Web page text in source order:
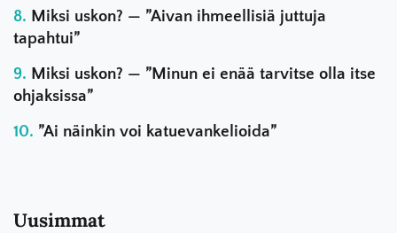
Miksi uskon? — ”Aivan ihmeellisiä juttuja
tapahtui”
Miksi uskon? — ”Minun ei enää tarvitse olla itse
ohjaksissa”
”Ai näinkin voi katuevankelioida”
Uusimmat